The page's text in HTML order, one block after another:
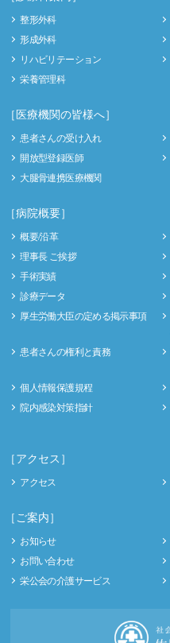
整形外科
形成外科
リハビリテーション
栄養管理科
［医療機関の皆様へ］
患者さんの受け入れ
開放型登録医師
大腿骨連携医療機関
［病院概要］
概要/沿革
理事長 ご挨拶
手術実績
診療データ
厚生労働大臣の定める掲示事項
患者さんの権利と責務
個人情報保護規程
院内感染対策指針
［アクセス］
アクセス
［ご案内］
お知らせ
お問い合わせ
栄公会の介護サービス